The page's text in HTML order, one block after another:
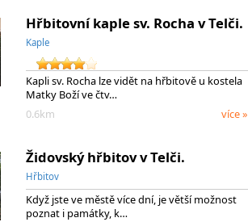
Hřbitovní kaple sv. Rocha v Telči.
Kaple
Kapli sv. Rocha lze vidět na hřbitově u kostela
Matky Boží ve čtv…
0.6km
více »
Židovský hřbitov v Telči.
Hřbitov
Když jste ve městě více dní, je větší možnost
poznat i památky, k…